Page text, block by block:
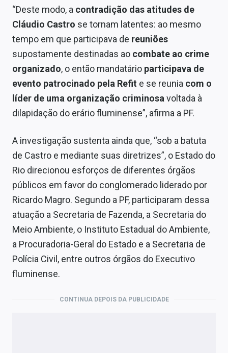
“Deste modo, a contradição das atitudes de
Cláudio Castro se tornam latentes: ao mesmo
tempo em que participava de reuniões
supostamente destinadas ao combate ao crime
organizado, o então mandatário participava de
evento patrocinado pela Refit e se reunia com o
líder de uma organização criminosa voltada à
dilapidação do erário fluminense”, afirma a PF.
A investigação sustenta ainda que, “sob a batuta
de Castro e mediante suas diretrizes”, o Estado do
Rio direcionou esforços de diferentes órgãos
públicos em favor do conglomerado liderado por
Ricardo Magro. Segundo a PF, participaram dessa
atuação a Secretaria de Fazenda, a Secretaria do
Meio Ambiente, o Instituto Estadual do Ambiente,
a Procuradoria-Geral do Estado e a Secretaria de
Polícia Civil, entre outros órgãos do Executivo
fluminense.
CONTINUA DEPOIS DA PUBLICIDADE